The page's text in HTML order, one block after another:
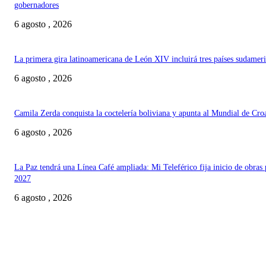
gobernadores
6 agosto , 2026
La primera gira latinoamericana de León XIV incluirá tres países
6 agosto , 2026
Camila Zerda conquista la coctelería boliviana y apunta al Mundial de
6 agosto , 2026
La Paz tendrá una Línea Café ampliada: Mi Teleférico fija inicio de obras
2027
6 agosto , 2026